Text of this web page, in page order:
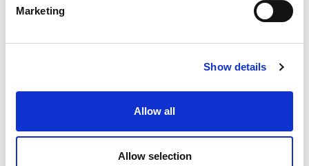
Marketing
Show details
Allow all
Allow selection
nous nous déplaçons et où nous
sujets qui nous préoccupent
depuis longtemps dans le débat
consommation, mais aussi
l’activité à laquelle nous